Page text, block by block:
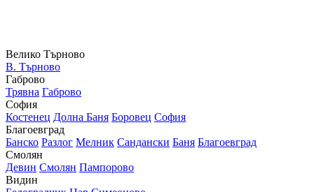
Велико Търново
В. Търново
Габрово
Трявна Габрово
София
Костенец Долна Баня Боровец София
Благоевград
Банско Разлог Мелник Сандански Баня Благоевград
Смолян
Девин Смолян Пампорово
Видин